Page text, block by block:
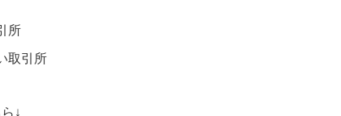
所
取引所
↓